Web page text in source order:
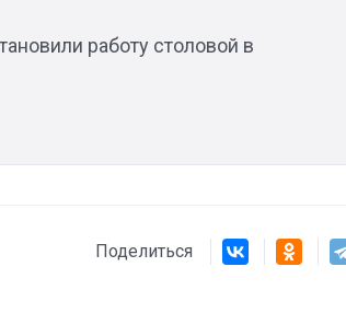
работу столовой в
Поделиться